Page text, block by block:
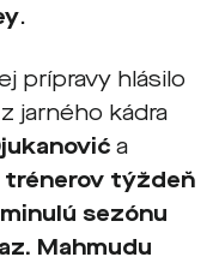
.
prípravy hlásilo
jarného kádra
a
trénerov týždeň
sezónu
Mahmudu